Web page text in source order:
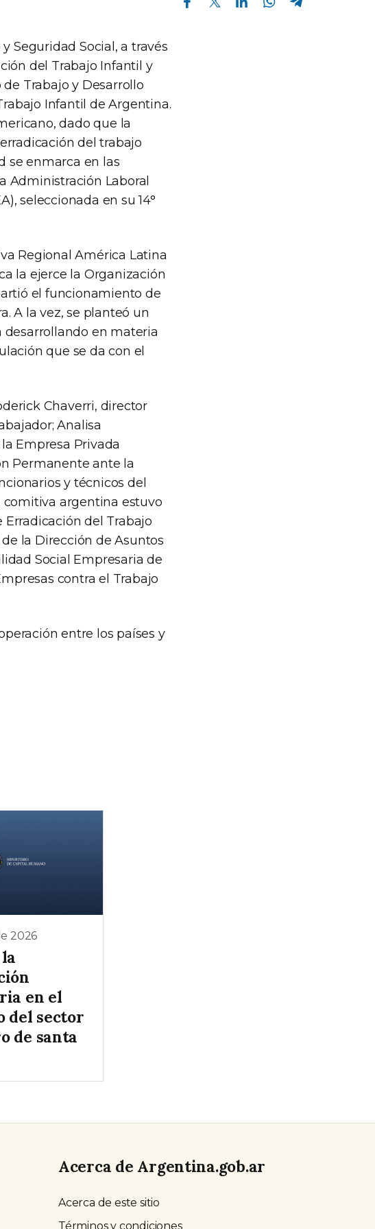
Seguridad Social, a través
del Trabajo Infantil y
Trabajo y Desarrollo
Infantil de Argentina.
dado que la
del trabajo
se enmarca en las
Administración Laboral
seleccionada en su 14°
Regional América Latina
la ejerce la Organización
el funcionamiento de
A la vez, se planteó un
desarrollando en materia
que se da con el
Chaverri, director
Analisa
Empresa Privada
Permanente ante la
y técnicos del
comitiva argentina estuvo
del Trabajo
la Dirección de Asuntos
Social Empresaria de
contra el Trabajo
entre los países y
2026
en el
del sector
de santa
Acerca de Argentina.gob.ar
Acerca de este sitio
Términos y condiciones